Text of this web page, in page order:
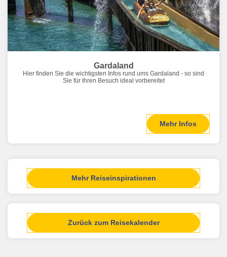
Gardaland
Hier finden Sie die wichtigsten Infos rund ums Gardaland - so sind
Sie für Ihren Besuch ideal vorbereitet
Mehr Infos
Mehr Reiseinspirationen
Zurück zum Reisekalender